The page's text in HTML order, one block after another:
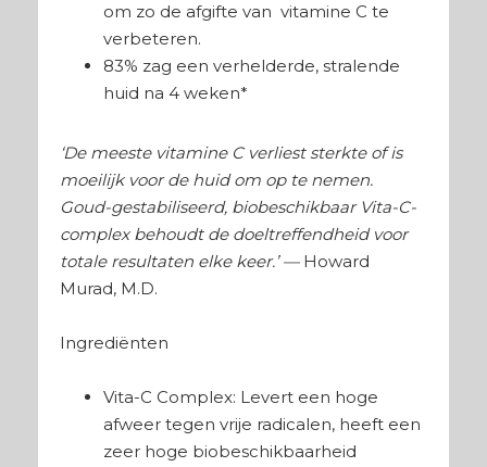
om zo de afgifte van vitamine C te
verbeteren.
83% zag een verhelderde, stralende
huid na 4 weken*
‘De meeste vitamine C verliest sterkte of is
moeilijk voor de huid om op te nemen.
Goud-gestabiliseerd, biobeschikbaar Vita-C-
complex behoudt de doeltreffendheid voor
totale resultaten elke keer.’ — Howard
Murad, M.D.
Ingrediënten
Vita-C Complex: Levert een hoge
afweer tegen vrije radicalen, heeft een
zeer hoge biobeschikbaarheid